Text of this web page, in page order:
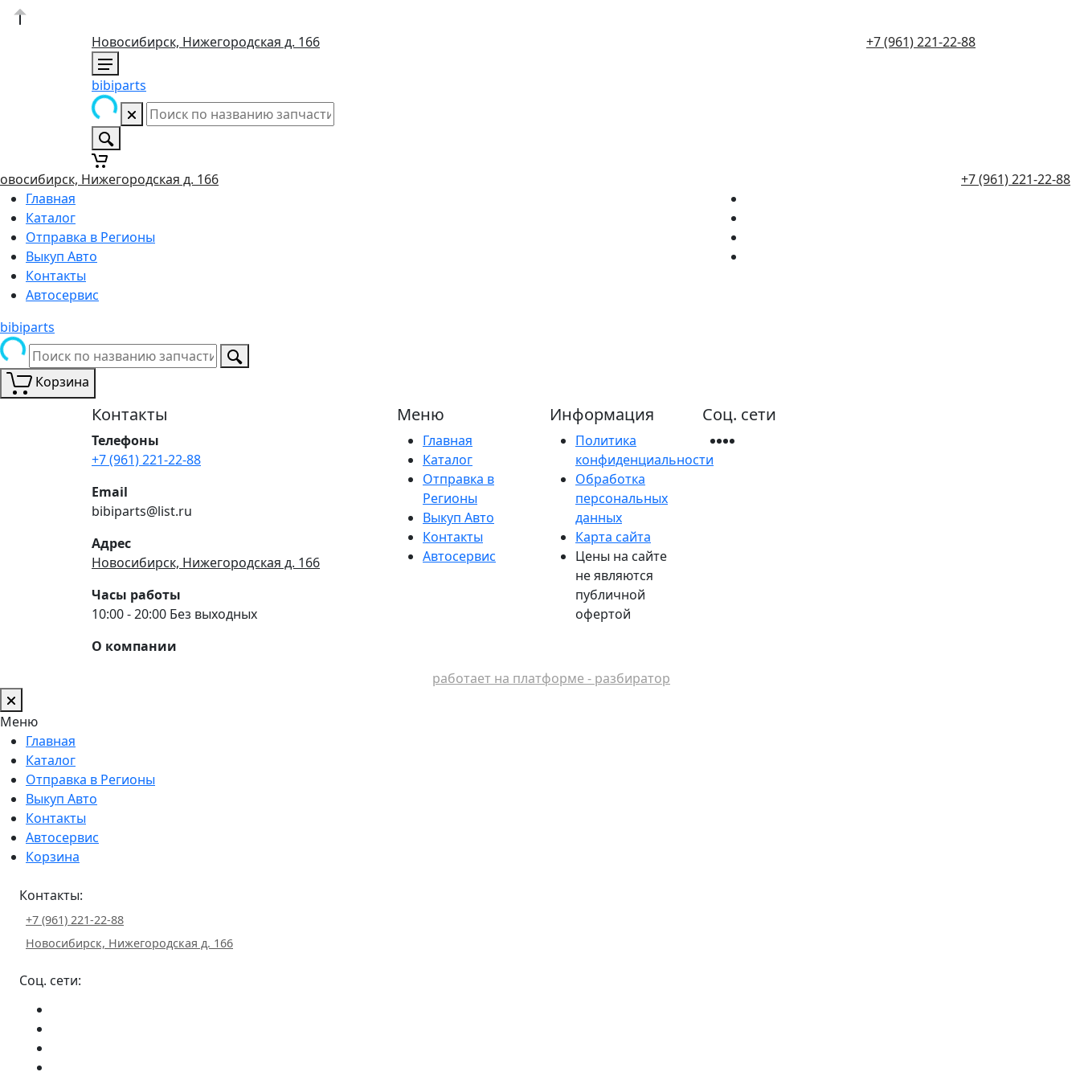
Новосибирск, Нижегородская д. 166 +7 (961) 221-22-88
bibiparts
Нижегородская д. 166
+7 (961) 221-22-88
Главная
Каталог
Отправка в Регионы
Выкуп Авто
Контакты
Автосервис
bibiparts
Корзина
Контакты
Телефоны
+7 (961) 221-22-88
Email
bibiparts@list.ru
Адрес
Новосибирск, Нижегородская д. 166
Часы работы
10:00 - 20:00 Без выходных
О компании
Меню
Главная
Каталог
Отправка в
Регионы
Выкуп Авто
Контакты
Автосервис
Информация
Политика
конфиденциальности
Обработка
персональных
данных
Карта сайта
Цены на сайте
не являются
публичной
офертой
Соц. сети
работает на платформе - разбиратор
Меню
Главная
Каталог
Отправка в Регионы
Выкуп Авто
Контакты
Автосервис
Корзина
Контакты:
+7 (961) 221-22-88
Новосибирск, Нижегородская д. 166
Соц. сети: